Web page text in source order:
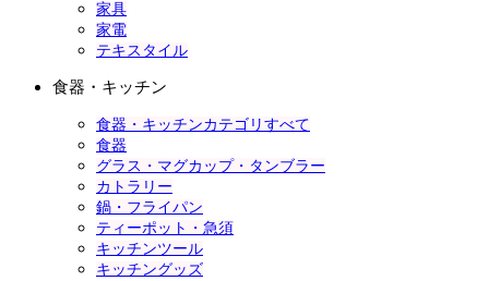
家具
家電
テキスタイル
食器・キッチン
食器・キッチンカテゴリすべて
食器
グラス・マグカップ・タンブラー
カトラリー
鍋・フライパン
ティーポット・急須
キッチンツール
キッチングッズ